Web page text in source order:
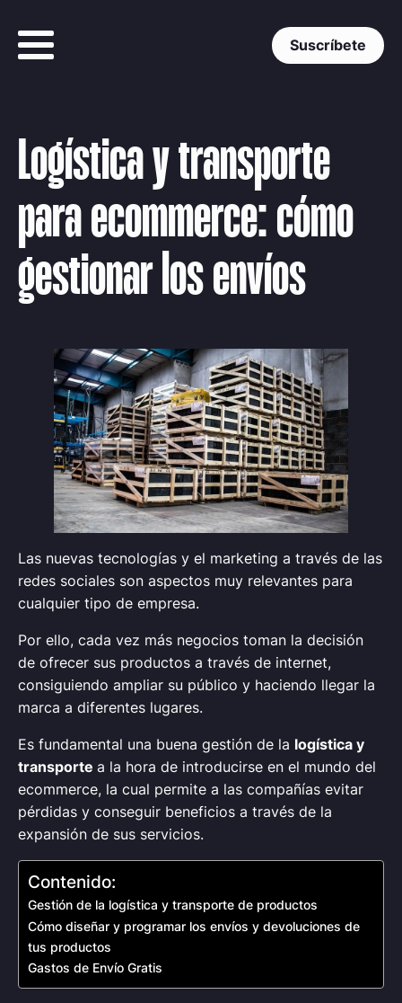
Suscríbete
Logística y transporte
para ecommerce: cómo
gestionar los envíos
Las nuevas tecnologías y el marketing a través de las
redes sociales son aspectos muy relevantes para
cualquier tipo de empresa.
Por ello, cada vez más negocios toman la decisión
de ofrecer sus productos a través de internet,
consiguiendo ampliar su público y haciendo llegar la
marca a diferentes lugares.
Es fundamental una buena gestión de la logística y
transporte a la hora de introducirse en el mundo del
ecommerce, la cual permite a las compañías evitar
pérdidas y conseguir beneficios a través de la
expansión de sus servicios.
Contenido:
Gestión de la logística y transporte de productos
Cómo diseñar y programar los envíos y devoluciones de
tus productos
Gastos de Envío Gratis